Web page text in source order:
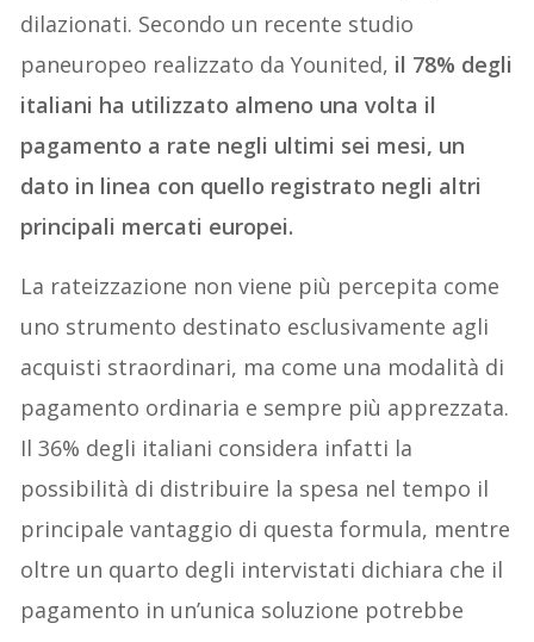
dilazionati. Secondo un recente studio
paneuropeo realizzato da Younited, il 78% degli
italiani ha utilizzato almeno una volta il
pagamento a rate negli ultimi sei mesi, un
dato in linea con quello registrato negli altri
principali mercati europei.
La rateizzazione non viene più percepita come
uno strumento destinato esclusivamente agli
acquisti straordinari, ma come una modalità di
pagamento ordinaria e sempre più apprezzata.
Il 36% degli italiani considera infatti la
possibilità di distribuire la spesa nel tempo il
principale vantaggio di questa formula, mentre
oltre un quarto degli intervistati dichiara che il
pagamento in un’unica soluzione potrebbe